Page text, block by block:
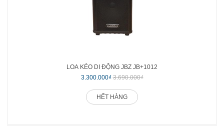
LOA KÉO DI ĐỘNG JBZ JB+1012
3.300.000₫ 3.690.000₫
HẾT HÀNG